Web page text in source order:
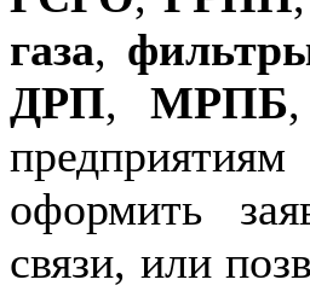
газа,
ДРП, МРПБ
оформить
связи, или